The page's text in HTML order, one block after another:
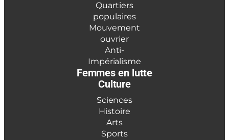
Quartiers
populaires
Mouvement
ouvrier
Anti-
Impérialisme
Femmes en lutte
Culture
Sciences
Histoire
Arts
Sports